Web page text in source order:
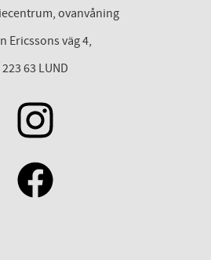
ovanvåning
Ericssons väg 4,
223 63 LUND